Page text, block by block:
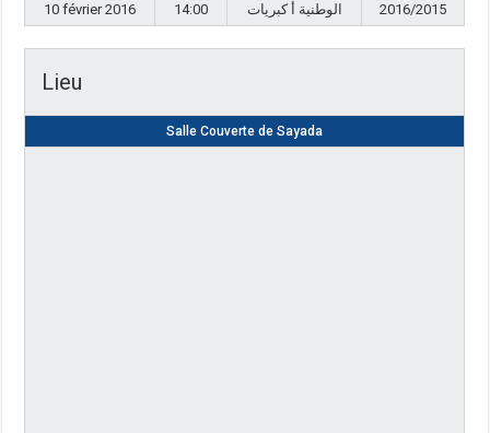
10 février 2016 14:00 الوطنية أ كبريات 2016/2015
Lieu
Salle Couverte de Sayada